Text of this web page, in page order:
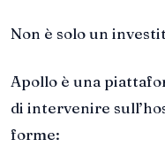
Non è solo un
Apollo è una
di intervenire
forme: